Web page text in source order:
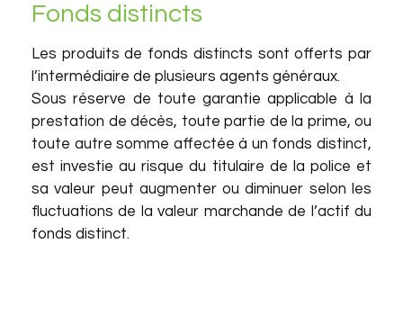
Fonds distincts
Les produits de fonds distincts sont offerts par
l’intermédiaire de plusieurs agents généraux.
Sous réserve de toute garantie applicable à la
prestation de décès, toute partie de la prime, ou
toute autre somme affectée à un fonds distinct,
est investie au risque du titulaire de la police et
sa valeur peut augmenter ou diminuer selon les
fluctuations de la valeur marchande de l’actif du
fonds distinct.